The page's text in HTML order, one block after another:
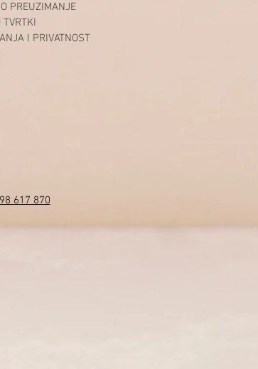
PREUZIMANJE
TVRTKI
I PRIVATNOST
617 870